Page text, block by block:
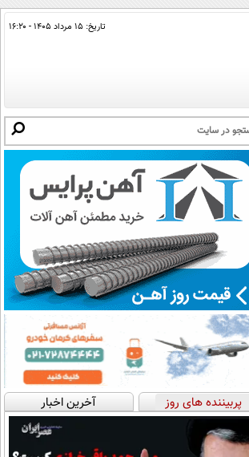
تاریخ: ۱۵ مرداد ۱۴۰۵ - ۱۶:۲۰
پربیننده های روز آخرین اخبار